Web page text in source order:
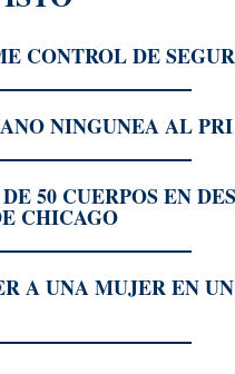
CONTROL DE
NINGUNEA AL PRI
50 CUERPOS EN
CHICAGO
A UNA MUJER EN